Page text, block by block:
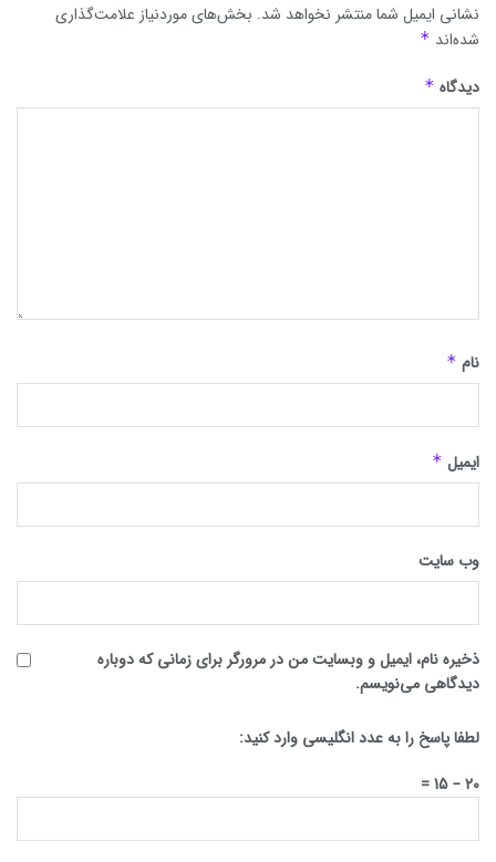
نشانی ایمیل شما منتشر نخواهد شد. بخش‌های موردنیاز علامت‌گذاری
شده‌اند *
دیدگاه *
نام *
ایمیل *
وب‌ سایت
ذخیره نام، ایمیل و وبسایت من در مرورگر برای زمانی که دوباره
دیدگاهی می‌نویسم.
لطفا پاسخ را به عدد انگلیسی وارد کنید:
20 − 15 =